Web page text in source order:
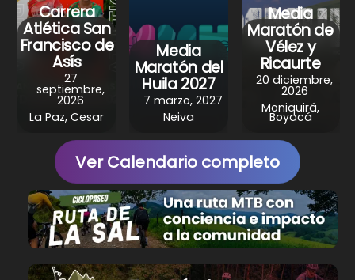
Carrera
Atlética San
Francisco de
Asís
27
septiembre,
2026
La Paz, Cesar
Media
Maratón del
Huila 2027
7 marzo, 2027
Neiva
Media
Maratón de
Vélez y
Ricaurte
20 diciembre,
2026
Moniquirá,
Boyacá
Ver Calendario completo